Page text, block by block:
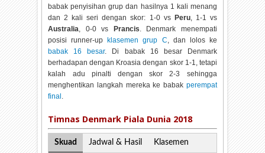
babak penyisihan grup dan hasilnya 1 kali menang
dan 2 kali seri dengan skor: 1-0 vs Peru, 1-1 vs
Australia, 0-0 vs Prancis. Denmark menempati
posisi runner-up klasemen grup C, dan lolos ke
babak 16 besar. Di babak 16 besar Denmark
berhadapan dengan Kroasia dengan skor 1-1, tetapi
kalah adu pinalti dengan skor 2-3 sehingga
menghentikan langkah mereka ke babak perempat
final .
Timnas Denmark Piala Dunia 2018
Skuad Jadwal & Hasil
Klasemen